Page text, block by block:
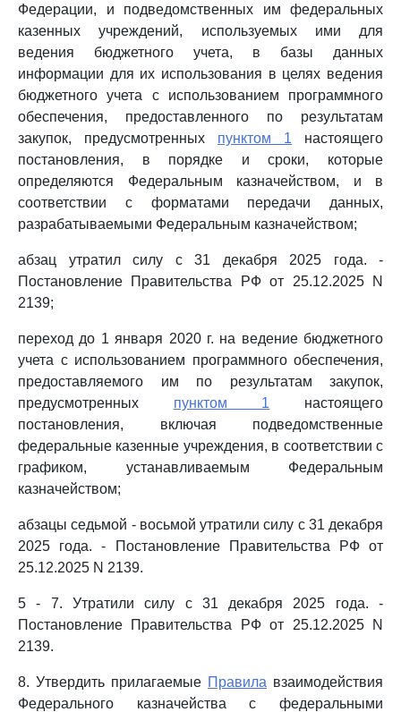
Федерации, и подведомственных им федеральных
казенных учреждений, используемых ими для
ведения бюджетного учета, в базы данных
информации для их использования в целях ведения
бюджетного учета с использованием программного
обеспечения, предоставленного по результатам
закупок, предусмотренных пунктом 1 настоящего
постановления, в порядке и сроки, которые
определяются Федеральным казначейством, и в
соответствии с форматами передачи данных,
разрабатываемыми Федеральным казначейством;
абзац утратил силу с 31 декабря 2025 года. -
Постановление Правительства РФ от 25.12.2025 N
2139;
переход до 1 января 2020 г. на ведение бюджетного
учета с использованием программного обеспечения,
предоставляемого им по результатам закупок,
предусмотренных пунктом 1 настоящего
постановления, включая подведомственные
федеральные казенные учреждения, в соответствии с
графиком, устанавливаемым Федеральным
казначейством;
абзацы седьмой - восьмой утратили силу с 31 декабря
2025 года. - Постановление Правительства РФ от
25.12.2025 N 2139.
5 - 7. Утратили силу с 31 декабря 2025 года. -
Постановление Правительства РФ от 25.12.2025 N
2139.
8. Утвердить прилагаемые Правила взаимодействия
Федерального казначейства с федеральными